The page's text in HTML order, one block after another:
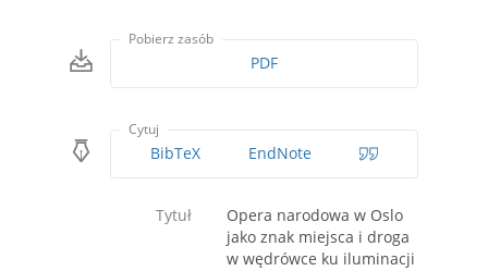
Pobierz zasób
PDF
Cytuj
BibTeX EndNote
Tytuł
Opera narodowa w Oslo
jako znak miejsca i droga
w wędrówce ku iluminacji